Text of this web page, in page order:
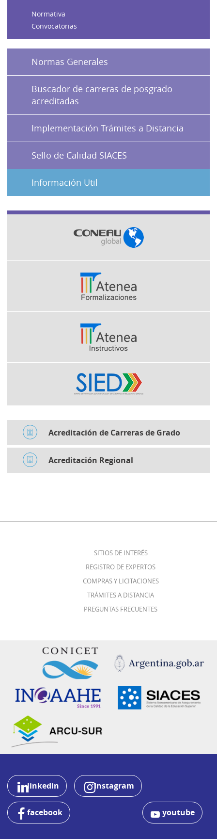
Normativa
Convocatorias
Normas Generales
Buscador de carreras de posgrado
acreditadas
Implementación Trámites a Distancia
Sello de Calidad SIACES
Información Util
Acreditación de Carreras de Grado
Acreditación Regional
SITIOS DE INTERÉS
REGISTRO DE EXPERTOS
COMPRAS Y LICITACIONES
TRÁMITES A DISTANCIA
PREGUNTAS FRECUENTES
linkedin Instagram
facebook youtube